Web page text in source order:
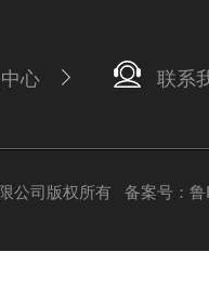
心 联系
公司版权所有 备案号：